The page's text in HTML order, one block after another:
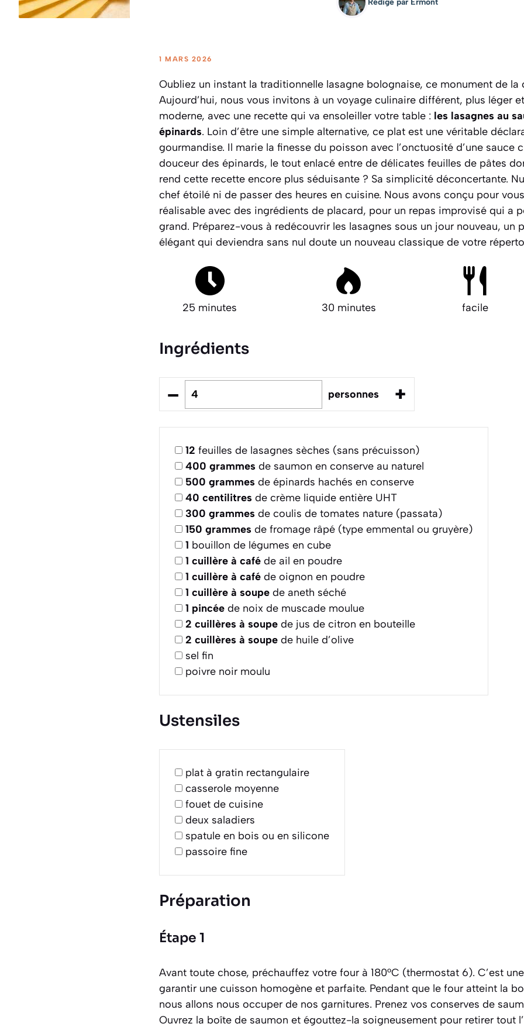
Rédigé par Ermont
1 MARS 2026
Oubliez un instant la traditionnelle lasagne bolognaise, ce monument de la
Aujourd’hui, nous vous invitons à un voyage culinaire différent, plus léger
moderne, avec une recette qui va ensoleiller votre table : les lasagnes au
épinards. Loin d’être une simple alternative, ce plat est une véritable
gourmandise. Il marie la finesse du poisson avec l’onctuosité d’une sauce
douceur des épinards, le tout enlacé entre de délicates feuilles de pâtes
rend cette recette encore plus séduisante ? Sa simplicité déconcertante.
chef étoilé ni de passer des heures en cuisine. Nous avons conçu pour
réalisable avec des ingrédients de placard, pour un repas improvisé qui a
grand. Préparez-vous à redécouvrir les lasagnes sous un jour nouveau, un
élégant qui deviendra sans nul doute un nouveau classique de votre
25 minutes 30 minutes facile
Ingrédients
– personnes +
12 feuilles de lasagnes sèches (sans précuisson)
400 grammes de saumon en conserve au naturel
500 grammes de épinards hachés en conserve
40 centilitres de crème liquide entière UHT
300 grammes de coulis de tomates nature (passata)
150 grammes de fromage râpé (type emmental ou gruyère)
1 bouillon de légumes en cube
1 cuillère à café de ail en poudre
1 cuillère à café de oignon en poudre
1 cuillère à soupe de aneth séché
1 pincée de noix de muscade moulue
2 cuillères à soupe de jus de citron en bouteille
2 cuillères à soupe de huile d’olive
sel fin
poivre noir moulu
Ustensiles
plat à gratin rectangulaire
casserole moyenne
fouet de cuisine
deux saladiers
spatule en bois ou en silicone
passoire fine
Préparation
Étape 1
Avant toute chose, préchauffez votre four à 180°C (thermostat 6). C’est
garantir une cuisson homogène et parfaite. Pendant que le four atteint la
nous allons nous occuper de nos garnitures. Prenez vos conserves de
Ouvrez la boîte de saumon et égouttez-la soigneusement pour retirer tout